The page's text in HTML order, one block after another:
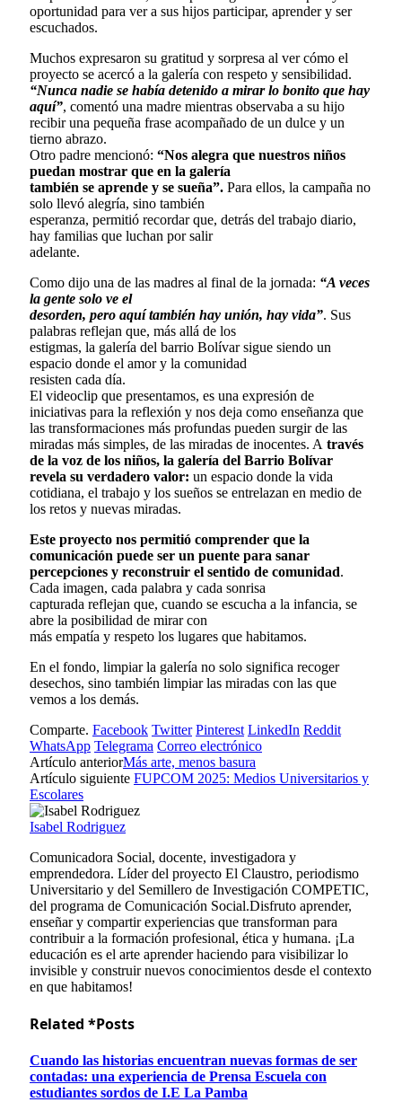
oportunidad para ver a sus hijos participar, aprender y ser
escuchados.
Muchos expresaron su gratitud y sorpresa al ver cómo el
proyecto se acercó a la galería con respeto y sensibilidad.
“Nunca nadie se había detenido a mirar lo bonito que hay
aquí”, comentó una madre mientras observaba a su hijo
recibir una pequeña frase acompañado de un dulce y un
tierno abrazo.
Otro padre mencionó: “Nos alegra que nuestros niños
puedan mostrar que en la galería
también se aprende y se sueña”. Para ellos, la campaña no
solo llevó alegría, sino también
esperanza, permitió recordar que, detrás del trabajo diario,
hay familias que luchan por salir
adelante.
Como dijo una de las madres al final de la jornada: “A veces
la gente solo ve el
desorden, pero aquí también hay unión, hay vida”. Sus
palabras reflejan que, más allá de los
estigmas, la galería del barrio Bolívar sigue siendo un
espacio donde el amor y la comunidad
resisten cada día.
El videoclip que presentamos, es una expresión de
iniciativas para la reflexión y nos deja como enseñanza que
las transformaciones más profundas pueden surgir de las
miradas más simples, de las miradas de inocentes. A través
de la voz de los niños, la galería del Barrio Bolívar
revela su verdadero valor: un espacio donde la vida
cotidiana, el trabajo y los sueños se entrelazan en medio de
los retos y nuevas miradas.
Este proyecto nos permitió comprender que la
comunicación puede ser un puente para sanar
percepciones y reconstruir el sentido de comunidad.
Cada imagen, cada palabra y cada sonrisa
capturada reflejan que, cuando se escucha a la infancia, se
abre la posibilidad de mirar con
más empatía y respeto los lugares que habitamos.
En el fondo, limpiar la galería no solo significa recoger
desechos, sino también limpiar las miradas con las que
vemos a los demás.
Comparte. Facebook Twitter Pinterest LinkedIn Reddit
WhatsApp Telegrama Correo electrónico
Artículo anteriorMás arte, menos basura
Artículo siguiente FUPCOM 2025: Medios Universitarios y
Escolares
Isabel Rodriguez
Comunicadora Social, docente, investigadora y
emprendedora. Líder del proyecto El Claustro, periodismo
Universitario y del Semillero de Investigación COMPETIC,
del programa de Comunicación Social.Disfruto aprender,
enseñar y compartir experiencias que transforman para
contribuir a la formación profesional, ética y humana. ¡La
educación es el arte aprender haciendo para visibilizar lo
invisible y construir nuevos conocimientos desde el contexto
en que habitamos!
Related *Posts
Cuando las historias encuentran nuevas formas de ser
contadas: una experiencia de Prensa Escuela con
estudiantes sordos de I.E La Pamba